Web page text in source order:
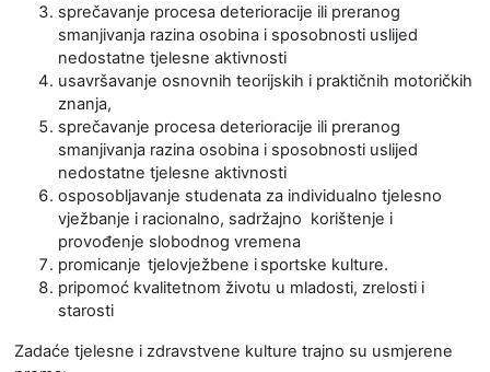
sprečavanje procesa deterioracije ili preranog
smanjivanja razina osobina i sposobnosti uslijed
nedostatne tjelesne aktivnosti
usavršavanje osnovnih teorijskih i praktičnih motoričkih
znanja,
sprečavanje procesa deterioracije ili preranog
smanjivanja razina osobina i sposobnosti uslijed
nedostatne tjelesne aktivnosti
osposobljavanje studenata za individualno tjelesno
vježbanje i racionalno, sadržajno korištenje i
provođenje slobodnog vremena
promicanje tjelovježbene i sportske kulture.
pripomoć kvalitetnom životu u mladosti, zrelosti i
starosti
Zadaće tjelesne i zdravstvene kulture trajno su usmjerene